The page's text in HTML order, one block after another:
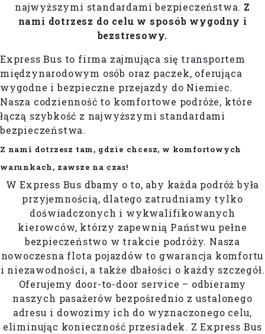
najwyższymi standardami bezpieczeństwa. Z
nami dotrzesz do celu w sposób wygodny i
bezstresowy.
Express Bus to firma zajmująca się transportem
międzynarodowym osób oraz paczek, oferująca
wygodne i bezpieczne przejazdy do Niemiec.
Nasza codzienność to komfortowe podróże, które
łączą szybkość z najwyższymi standardami
bezpieczeństwa.
Z nami dotrzesz tam, gdzie chcesz, w komfortowych
warunkach, zawsze na czas!
W Express Bus dbamy o to, aby każda podróż była
przyjemnością, dlatego zatrudniamy tylko
doświadczonych i wykwalifikowanych
kierowców, którzy zapewnią Państwu pełne
bezpieczeństwo w trakcie podróży. Nasza
nowoczesna flota pojazdów to gwarancja komfortu
i niezawodności, a także dbałości o każdy szczegół.
Oferujemy door-to-door service – odbieramy
naszych pasażerów bezpośrednio z ustalonego
adresu i dowozimy ich do wyznaczonego celu,
eliminując konieczność przesiadek. Z Express Bus